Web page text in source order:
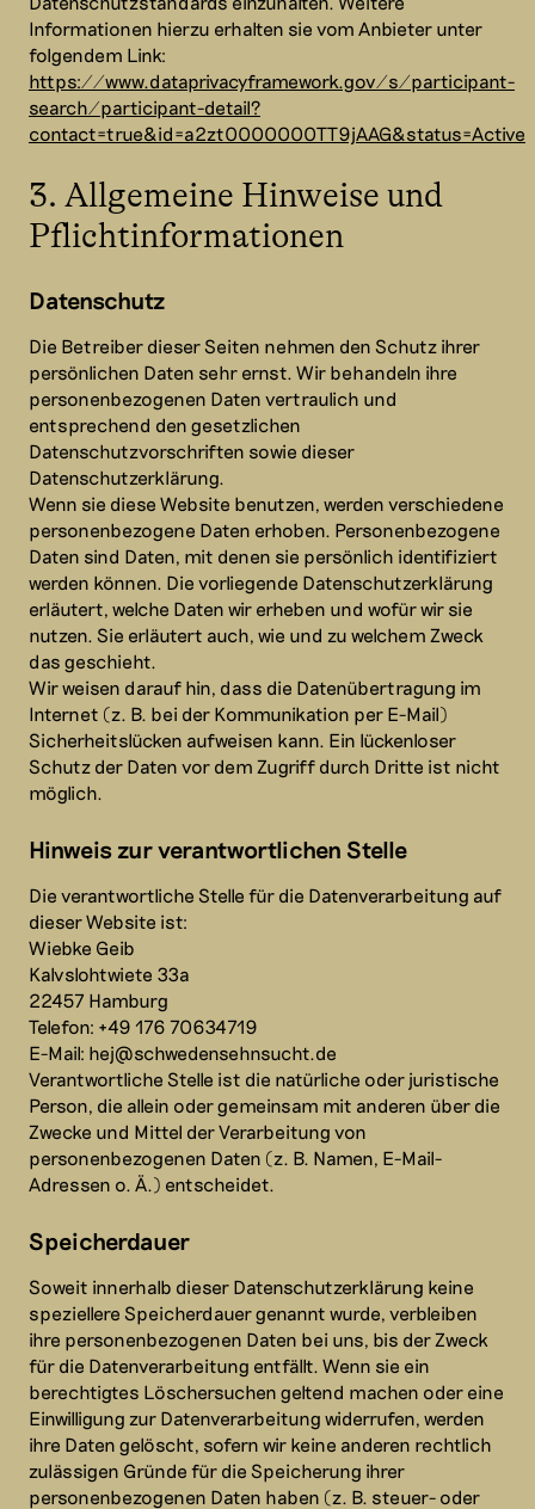
Informationen hierzu erhalten sie vom Anbieter unter
folgendem Link:
https://www.dataprivacyframework.gov/s/participant-
search/participant-detail?
contact=true&id=a2zt0000000TT9jAAG&status=Active
3. Allgemeine Hinweise und
Pflicht­informationen
Datenschutz
Die Betreiber dieser Seiten nehmen den Schutz ihrer
persönlichen Daten sehr ernst. Wir behandeln ihre
personenbezogenen Daten vertraulich und
entsprechend den gesetzlichen
Datenschutzvorschriften sowie dieser
Datenschutzerklärung.
Wenn sie diese Website benutzen, werden verschiedene
personenbezogene Daten erhoben. Personenbezogene
Daten sind Daten, mit denen sie persönlich identifiziert
werden können. Die vorliegende Datenschutzerklärung
erläutert, welche Daten wir erheben und wofür wir sie
nutzen. Sie erläutert auch, wie und zu welchem Zweck
das geschieht.
Wir weisen darauf hin, dass die Datenübertragung im
Internet (z. B. bei der Kommunikation per E-Mail)
Sicherheitslücken aufweisen kann. Ein lückenloser
Schutz der Daten vor dem Zugriff durch Dritte ist nicht
möglich.
Hinweis zur verantwortlichen Stelle
Die verantwortliche Stelle für die Datenverarbeitung auf
dieser Website ist:
Wiebke Geib
Kalvslohtwiete 33a
22457 Hamburg
Telefon: +49 176 70634719
E-Mail: hej@schwedensehnsucht.de
Verantwortliche Stelle ist die natürliche oder juristische
Person, die allein oder gemeinsam mit anderen über die
Zwecke und Mittel der Verarbeitung von
personenbezogenen Daten (z. B. Namen, E-Mail-
Adressen o. Ä.) entscheidet.
Speicherdauer
Soweit innerhalb dieser Datenschutzerklärung keine
speziellere Speicherdauer genannt wurde, verbleiben
ihre personenbezogenen Daten bei uns, bis der Zweck
für die Datenverarbeitung entfällt. Wenn sie ein
berechtigtes Löschersuchen geltend machen oder eine
Einwilligung zur Datenverarbeitung widerrufen, werden
ihre Daten gelöscht, sofern wir keine anderen rechtlich
zulässigen Gründe für die Speicherung ihrer
personenbezogenen Daten haben (z. B. steuer- oder